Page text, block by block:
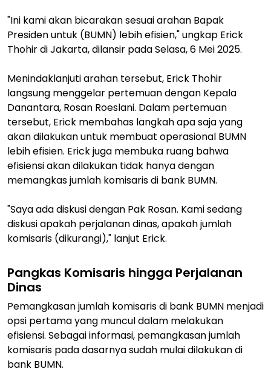
"Ini kami akan bicarakan sesuai arahan Bapak
Presiden untuk (BUMN) lebih efisien," ungkap Erick
Thohir di Jakarta, dilansir pada Selasa, 6 Mei 2025.
Menindaklanjuti arahan tersebut, Erick Thohir
langsung menggelar pertemuan dengan Kepala
Danantara, Rosan Roeslani. Dalam pertemuan
tersebut, Erick membahas langkah apa saja yang
akan dilakukan untuk membuat operasional BUMN
lebih efisien. Erick juga membuka ruang bahwa
efisiensi akan dilakukan tidak hanya dengan
memangkas jumlah komisaris di bank BUMN.
"Saya ada diskusi dengan Pak Rosan. Kami sedang
diskusi apakah perjalanan dinas, apakah jumlah
komisaris (dikurangi)," lanjut Erick.
Pangkas Komisaris hingga Perjalanan
Dinas
Pemangkasan jumlah komisaris di bank BUMN menjadi
opsi pertama yang muncul dalam melakukan
efisiensi. Sebagai informasi, pemangkasan jumlah
komisaris pada dasarnya sudah mulai dilakukan di
bank BUMN.